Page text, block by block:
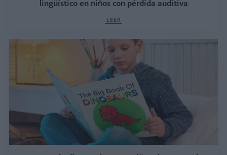
lingüístico en niños con pérdida auditiva
LEER